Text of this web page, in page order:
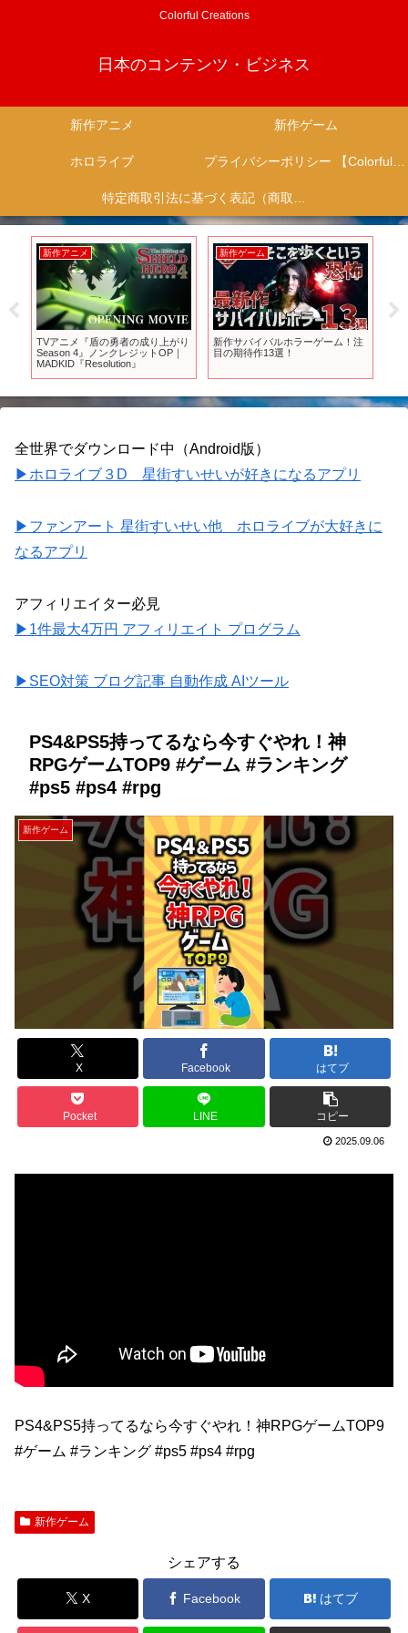
Colorful Creations
日本のコンテンツ・ビジネス
新作アニメ 新作ゲーム
ホロライブ プライバシーポリシー 【Colorful Creation】
特定商取引法に基づく表記（商取引に関する開示）
新作アニメ
TVアニメ『盾の勇者の成り上がり
Season 4』ノンクレジットOP｜
MADKID『Resolution』
新作ゲーム
新作サバイバルホラーゲーム！注
目の期待作13選！
全世界でダウンロード中（Android版）
▶ホロライブ３D 星街すいせいが好きになるアプリ
▶ファンアート 星街すいせい他 ホロライブが大好きに
なるアプリ
アフィリエイター必見
▶1件最大4万円 アフィリエイト プログラム
▶SEO対策 ブログ記事 自動作成 AIツール
PS4&PS5持ってるなら今すぐやれ！神
RPGゲームTOP9 #ゲーム #ランキング
#ps5 #ps4 #rpg
新作ゲーム
X Facebook はてブ
Pocket LINE コピー
2025.09.06
PS4&PS5持ってるなら今すぐやれ！神RPGゲームTOP9
#ゲーム #ランキング #ps5 #ps4 #rpg
新作ゲーム
シェアする
X Facebook はてブ